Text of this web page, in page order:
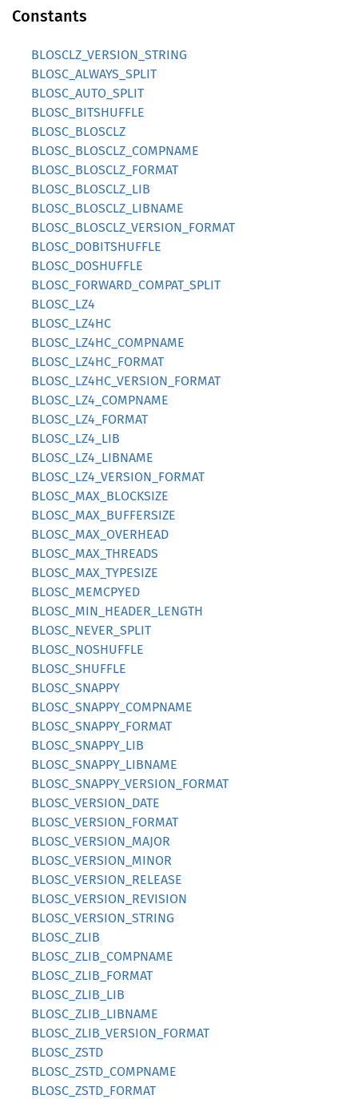
Constants
BLOSCLZ_VERSION_STRING
BLOSC_ALWAYS_SPLIT
BLOSC_AUTO_SPLIT
BLOSC_BITSHUFFLE
BLOSC_BLOSCLZ
BLOSC_BLOSCLZ_COMPNAME
BLOSC_BLOSCLZ_FORMAT
BLOSC_BLOSCLZ_LIB
BLOSC_BLOSCLZ_LIBNAME
BLOSC_BLOSCLZ_VERSION_FORMAT
BLOSC_DOBITSHUFFLE
BLOSC_DOSHUFFLE
BLOSC_FORWARD_COMPAT_SPLIT
BLOSC_LZ4
BLOSC_LZ4HC
BLOSC_LZ4HC_COMPNAME
BLOSC_LZ4HC_FORMAT
BLOSC_LZ4HC_VERSION_FORMAT
BLOSC_LZ4_COMPNAME
BLOSC_LZ4_FORMAT
BLOSC_LZ4_LIB
BLOSC_LZ4_LIBNAME
BLOSC_LZ4_VERSION_FORMAT
BLOSC_MAX_BLOCKSIZE
BLOSC_MAX_BUFFERSIZE
BLOSC_MAX_OVERHEAD
BLOSC_MAX_THREADS
BLOSC_MAX_TYPESIZE
BLOSC_MEMCPYED
BLOSC_MIN_HEADER_LENGTH
BLOSC_NEVER_SPLIT
BLOSC_NOSHUFFLE
BLOSC_SHUFFLE
BLOSC_SNAPPY
BLOSC_SNAPPY_COMPNAME
BLOSC_SNAPPY_FORMAT
BLOSC_SNAPPY_LIB
BLOSC_SNAPPY_LIBNAME
BLOSC_SNAPPY_VERSION_FORMAT
BLOSC_VERSION_DATE
BLOSC_VERSION_FORMAT
BLOSC_VERSION_MAJOR
BLOSC_VERSION_MINOR
BLOSC_VERSION_RELEASE
BLOSC_VERSION_REVISION
BLOSC_VERSION_STRING
BLOSC_ZLIB
BLOSC_ZLIB_COMPNAME
BLOSC_ZLIB_FORMAT
BLOSC_ZLIB_LIB
BLOSC_ZLIB_LIBNAME
BLOSC_ZLIB_VERSION_FORMAT
BLOSC_ZSTD
BLOSC_ZSTD_COMPNAME
BLOSC_ZSTD_FORMAT